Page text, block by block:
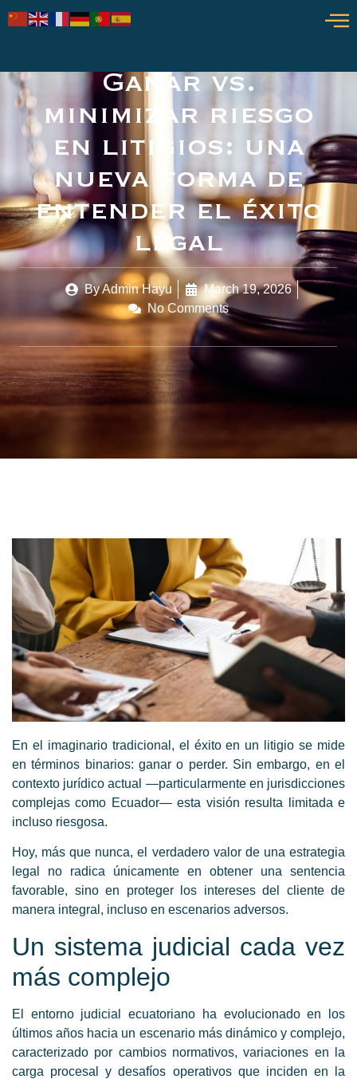
Ganar vs.
minimizar riesgo
en litigios: una
nueva forma de
entender el éxito
legal
ByAdmin Hayu
March 19, 2026
No Comments
En el imaginario tradicional, el éxito en un litigio se mide
en términos binarios: ganar o perder. Sin embargo, en el
contexto jurídico actual —particularmente en jurisdicciones
complejas como Ecuador— esta visión resulta limitada e
incluso riesgosa.
Hoy, más que nunca, el verdadero valor de una estrategia
legal no radica únicamente en obtener una sentencia
favorable, sino en proteger los intereses del cliente de
manera integral, incluso en escenarios adversos.
Un sistema judicial cada vez
más complejo
El entorno judicial ecuatoriano ha evolucionado en los
últimos años hacia un escenario más dinámico y complejo,
caracterizado por cambios normativos, variaciones en la
carga procesal y desafíos operativos que inciden en la